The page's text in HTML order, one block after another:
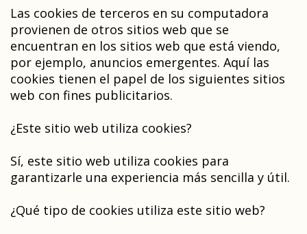
Las cookies de terceros en su computadora
provienen de otros sitios web que se
encuentran en los sitios web que está viendo,
por ejemplo, anuncios emergentes. Aquí las
cookies tienen el papel de los siguientes sitios
web con fines publicitarios.
¿Este sitio web utiliza cookies?
Sí, este sitio web utiliza cookies para
garantizarle una experiencia más sencilla y útil.
¿Qué tipo de cookies utiliza este sitio web?